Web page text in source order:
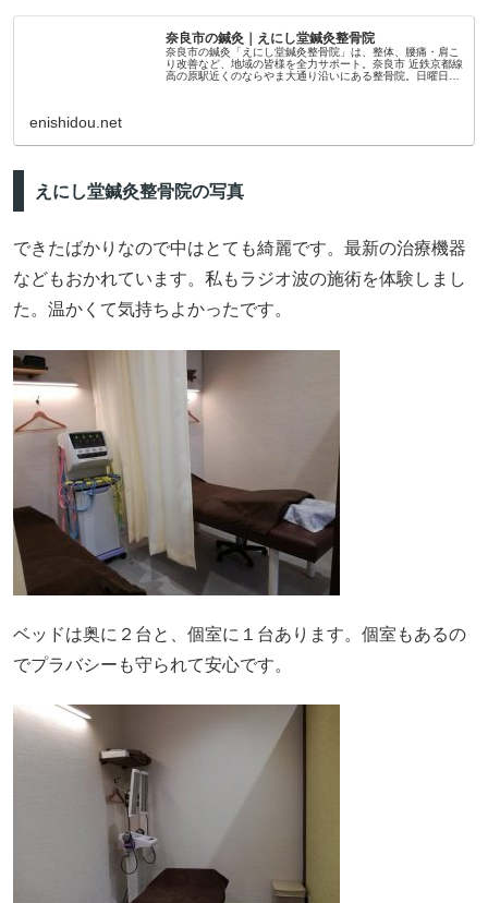
奈良市の鍼灸｜えにし堂鍼灸整骨院
奈良市の鍼灸「えにし堂鍼灸整骨院」は、整体、腰痛・肩こ
り改善など、地域の皆様を全力サポート。奈良市 近鉄京都線
高の原駅近くのならやま大通り沿いにある整骨院。日曜日・
enishidou.net
えにし堂鍼灸整骨院の写真
できたばかりなので中はとても綺麗です。最新の治療機器
などもおかれています。私もラジオ波の施術を体験しまし
た。温かくて気持ちよかったです。
ベッドは奥に２台と、個室に１台あります。個室もあるの
でプラバシーも守られて安心です。